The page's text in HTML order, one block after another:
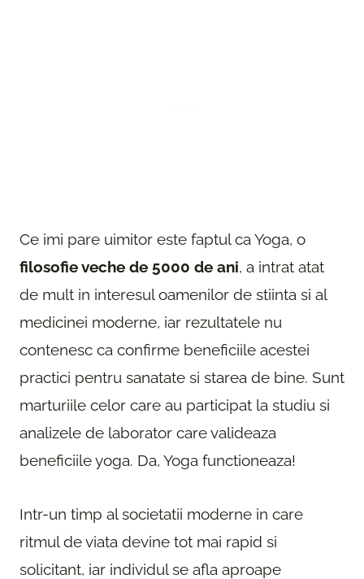
Ce imi pare uimitor este faptul ca Yoga, o
filosofie veche de 5000 de ani, a intrat atat
de mult in interesul oamenilor de stiinta si al
medicinei moderne, iar rezultatele nu
contenesc ca confirme beneficiile acestei
practici pentru sanatate si starea de bine. Sunt
marturiile celor care au participat la studiu si
analizele de laborator care valideaza
beneficiile yoga. Da, Yoga functioneaza!
Intr-un timp al societatii moderne in care
ritmul de viata devine tot mai rapid si
solicitant, iar individul se afla aproape